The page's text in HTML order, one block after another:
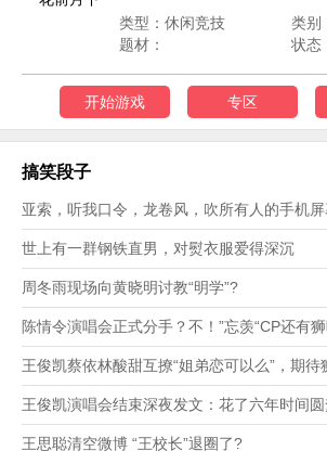
类型：休闲竞技
类别
题材：
状态
开始游戏 专区
搞笑段子
亚索，听我口令，龙卷风，吹所有人的手机屏
世上有一群钢铁直男，对熨衣服爱得深沉
周冬雨现场向黄晓明讨教“明学”?
陈情令演唱会正式分手？不！”忘羡“CP还有
王俊凯蔡依林酸甜互撩“姐弟恋可以么”，期待
王俊凯演唱会结束深夜发文：花了六年时间圆
王思聪清空微博 “王校长”退圈了?